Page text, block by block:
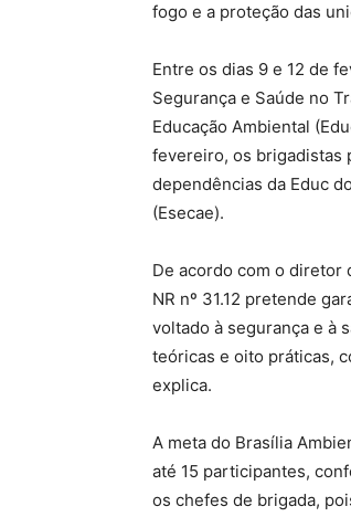
fogo e a proteção das
Entre os dias 9 e 12 de
Segurança e Saúde no
Educação Ambiental
fevereiro, os brigadistas
dependências da Educ
(Esecae).
De acordo com o diretor
NR nº 31.12 pretende
voltado à segurança e à
teóricas e oito práticas,
explica.
A meta do Brasília
até 15 participantes,
os chefes de brigada,